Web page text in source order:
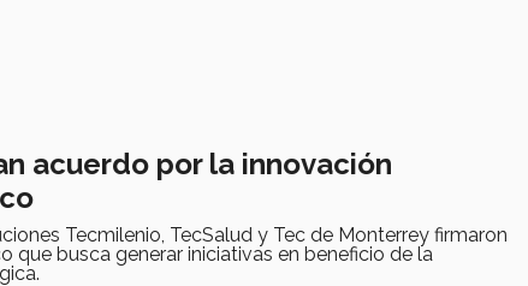
acuerdo por la innovación
Tecmilenio, TecSalud y Tec de Monterrey firmaron
que busca generar iniciativas en beneficio de la